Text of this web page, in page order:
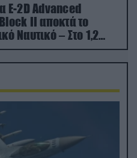
E-2D Advanced
II αποκτά το
Ναυτικό – Στο 1,2
το κόστος